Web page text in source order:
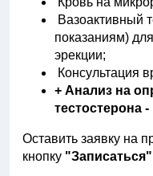
Вазоактивный
показаниям)
эрекции;
Консультация
+ Анализ на
тестостерона
Оставить заявку на
кнопку "Записаться"